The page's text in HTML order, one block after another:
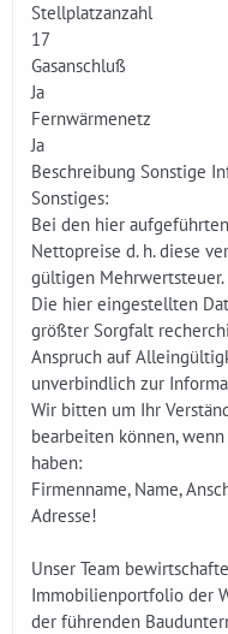
Stellplatzanzahl
17
Gasanschluß
Ja
Fernwärmenetz
Ja
Beschreibung Sonstige
Sonstiges:
Bei den hier
Nettopreise d. h. diese
gültigen Mehrwertsteuer.
Die hier eingestellten
größter Sorgfalt
Anspruch auf
unverbindlich zur
Wir bitten um Ihr
bearbeiten können,
haben:
Firmenname, Name,
Adresse!
Unser Team
Immobilienportfolio der
der führenden